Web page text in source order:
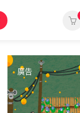
廣告